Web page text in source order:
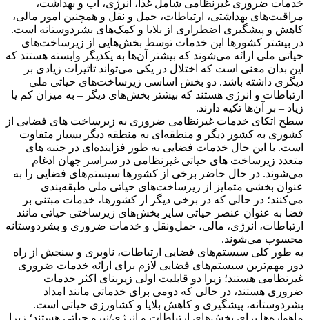
خدمات ضروری غیرنظامی شامل غذا، انرژی، آب و بهداشت،
مراقبت‌های بهداشتی، ارتباطات، حمل و نقل و همچنین امور مالی،
کاهش و پیشگیری اضطراری از بلایا و کمک‌های بشردوستانه است.
در بیشتر کشورها این خدمات توسط بخش‌هایی از زیرساخت‌های
حیاتی ملی ارائه می‌شوند که بیشتر آن‌ها به یکدیگر وابسته هستند که
این بدان معنی است که اختلال در یکی می‌تواند تاثیرات زیادی بر
دیگری داشته باشد. دو بخش اساسی زیرساخت‌های حیاتی ملی
ارتباطات و انرژی هستند که بیشتر بخش‌های دیگر – به میزان کم یا
زیاد – بر آن‌ها تکیه دارند.
سطح اتکای خدمات غیرنظامی ضروری به زیرساخت های فضایی از
کشوری به کشور دیگر و منطقه‌ای به منطقه دیگر بسیار متفاوت
است. با این حال خدمات فضایی به طور فزاینده‌ای در جنبه های
متعدد زیرساخت های حیاتی غیرنظامی در سراسر جهان ادغام
می‌شوند. در حال حاضر برخی از کشورها سیستم‌های فضایی را به
عنوان بخشی متمایز از زیرساخت‌های حیاتی ملی طبقه‌بندی
می‌کنند؛ در حالی که در برخی دیگر از کشورها، خدمات مبتنی بر
فضا به عنوان عنصر حیاتی سایر بخش‌های زیرساختی حیاتی مانند
ارتباطات، انرژی، مالی، حمل‌ونقل و خدمات ضروری و بشردوستانه
محسوب می‌شوند.
به طور کلی سیستم‌های فضایی ارتباطات، ناوبری و سنجش از راه
دور مهم‌ترین سیستم‌های فضایی لازم برای ارائه خدمات ضروری
غیرنظامی هستند؛ زیرا دو قابلیت اولی زیربنای اکثر خدمات
ضروری هستند، در حالی که دومی برای خدماتی مانند امداد
بشردوستانه، پیشگیری و کاهش بلایا و کشاورزی حیاتی است.
ماهواره‌ها برای بخش‌های ارتباطات و انرژی/نیرو حیاتی هستند؛ زیرا